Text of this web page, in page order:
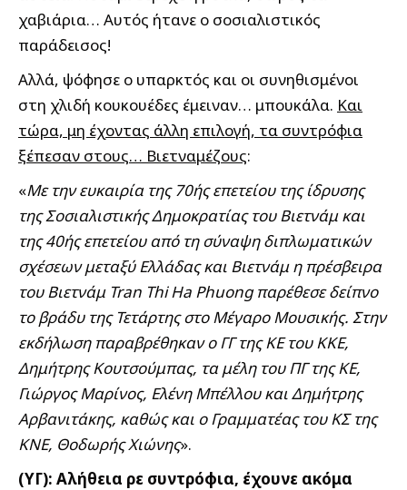
χαβιάρια… Αυτός ήτανε ο σοσιαλιστικός
παράδεισος!
Αλλά, ψόφησε ο υπαρκτός και οι συνηθισμένοι
στη χλιδή κουκουέδες έμειναν… μπουκάλα. Και
τώρα, μη έχοντας άλλη επιλογή, τα συντρόφια
ξέπεσαν στους… Βιετναμέζους:
«Με την ευκαιρία της 70ής επετείου της ίδρυσης
της Σοσιαλιστικής Δημοκρατίας του Βιετνάμ και
της 40ής επετείου από τη σύναψη διπλωματικών
σχέσεων μεταξύ Ελλάδας και Βιετνάμ η πρέσβειρα
του Βιετνάμ Tran Thi Ha Phuong παρέθεσε δείπνο
το βράδυ της Τετάρτης στο Μέγαρο Μουσικής. Στην
εκδήλωση παραβρέθηκαν ο ΓΓ της ΚΕ του ΚΚΕ,
Δημήτρης Κουτσούμπας, τα μέλη του ΠΓ της ΚΕ,
Γιώργος Μαρίνος, Ελένη Μπέλλου και Δημήτρης
Αρβανιτάκης, καθώς και ο Γραμματέας του ΚΣ της
ΚΝΕ, Θοδωρής Χιώνης».
(ΥΓ): Αλήθεια ρε συντρόφια, έχουνε ακόμα